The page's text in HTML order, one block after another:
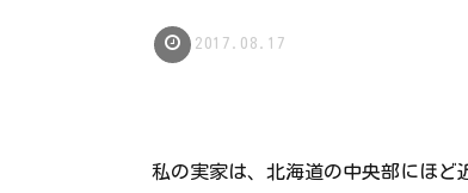
2017.08.17
私の実家は、北海道の中央部にほど